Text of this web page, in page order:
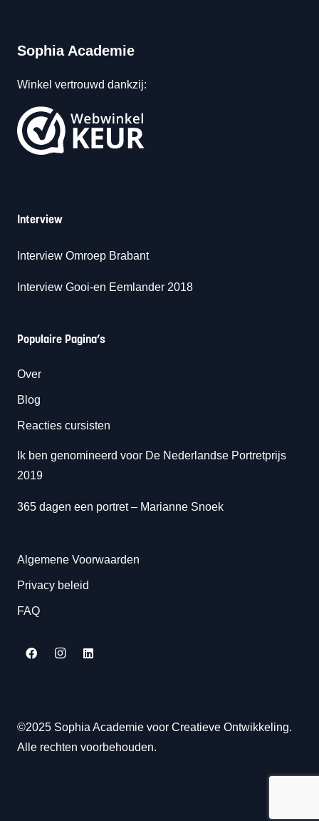
Sophia Academie
Winkel vertrouwd dankzij:
Interview
Interview Omroep Brabant
Interview Gooi-en Eemlander 2018
Populaire Pagina’s
Over
Blog
Reacties cursisten
Ik ben genomineerd voor De Nederlandse Portretprijs
2019
365 dagen een portret– Marianne Snoek
Algemene Voorwaarden
Privacy beleid
FAQ
©2025 Sophia Academie voor Creatieve Ontwikkeling.
Alle rechten voorbehouden.